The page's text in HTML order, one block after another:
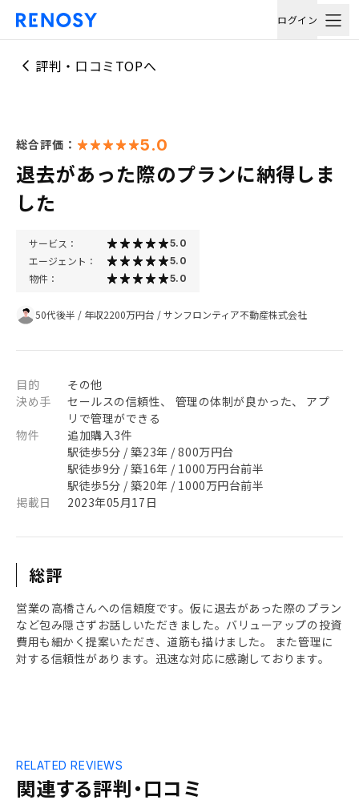
ログイン
評判・口コミTOPへ
総合評価： 5.0
退去があった際のプランに納得しま
した
サービス： 5.0
エージェント： 5.0
物件： 5.0
50代後半 / 年収2200万円台 /サンフロンティア不動産株式会社
目的
その他
決め手
セールスの信頼性、 管理の体制が良かった、 アプ
リで管理ができる
物件
追加購入3件
駅徒歩5分 / 築23年 / 800万円台
駅徒歩9分 / 築16年 / 1000万円台前半
駅徒歩5分 / 築20年 / 1000万円台前半
掲載日
2023年05月17日
総評
営業の高橋さんへの信頼度です。仮に退去があった際のプラン
など包み隠さずお話しいただきました。バリューアップの投資
費用も細かく提案いただき、道筋も描けました。 また管理に
対する信頼性があります。迅速な対応に感謝しております。
関連する評判・口コミ
RELATED REVIEWS